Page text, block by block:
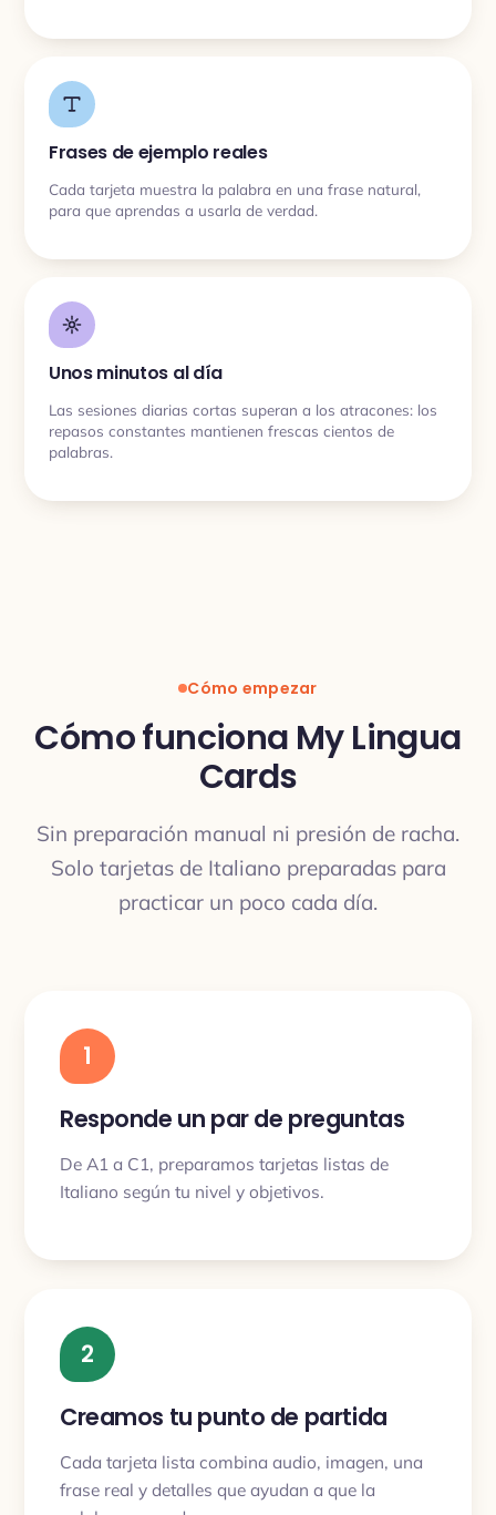
Frases de ejemplo reales
Cada tarjeta muestra la palabra en una frase natural,
para que aprendas a usarla de verdad.
Unos minutos al día
Las sesiones diarias cortas superan a los atracones: los
repasos constantes mantienen frescas cientos de
palabras.
Cómo empezar
Cómo funciona My Lingua
Cards
Sin preparación manual ni presión de racha.
Solo tarjetas de Italiano preparadas para
practicar un poco cada día.
1
Responde un par de preguntas
De A1 a C1, preparamos tarjetas listas de
Italiano según tu nivel y objetivos.
2
Creamos tu punto de partida
Cada tarjeta lista combina audio, imagen, una
frase real y detalles que ayudan a que la